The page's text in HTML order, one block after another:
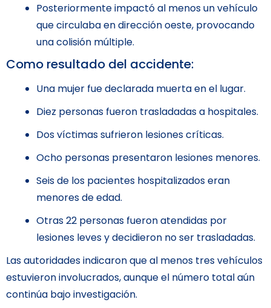
Posteriormente impactó al menos un vehículo
que circulaba en dirección oeste, provocando
una colisión múltiple.
Como resultado del accidente:
Una mujer fue declarada muerta en el lugar.
Diez personas fueron trasladadas a hospitales.
Dos víctimas sufrieron lesiones críticas.
Ocho personas presentaron lesiones menores.
Seis de los pacientes hospitalizados eran
menores de edad.
Otras 22 personas fueron atendidas por
lesiones leves y decidieron no ser trasladadas.
Las autoridades indicaron que al menos tres vehículos
estuvieron involucrados, aunque el número total aún
continúa bajo investigación.